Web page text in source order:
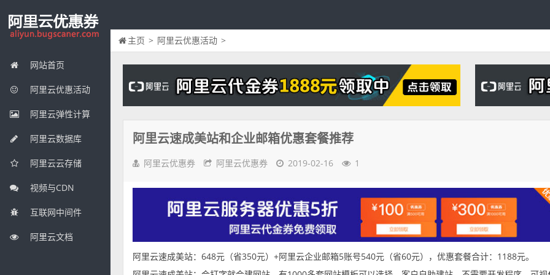
网站首页
阿里云优惠活动
阿里云弹性计算
阿里云数据库
阿里云云存储
视频与CDN
互联网中间件
阿里云文档
主页 > 阿里云优惠活动 >
阿里云速成美站和企业邮箱优惠套餐推荐
阿里云优惠券 阿里云优惠券 2019-02-16 1
阿里云速成美站：648元（省350元）+阿里云企业邮箱5账号540元（省60元），优惠套餐合计：1188元。